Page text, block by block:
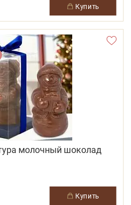
купить
молочный шоколад
купить